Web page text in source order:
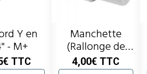
Y en
- M+
TTC
Manchette
(Rallonge de
tuyau) en 3/4" -
4,00€ TTC